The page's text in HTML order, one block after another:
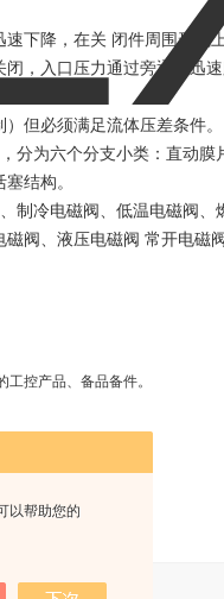
以帮助您的
下降，在关 闭件周围形成
，入口压力通过旁通孔迅
但必须满足流体压差条件。
分为六个分支小类：直动
结构。
制冷电磁阀、低温电磁阀
阀、液压电磁阀 常开电磁
控产品、备品备件。